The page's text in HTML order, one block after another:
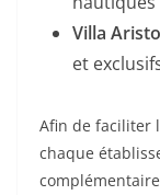
Villa
et
Afin de faciliter
chaque